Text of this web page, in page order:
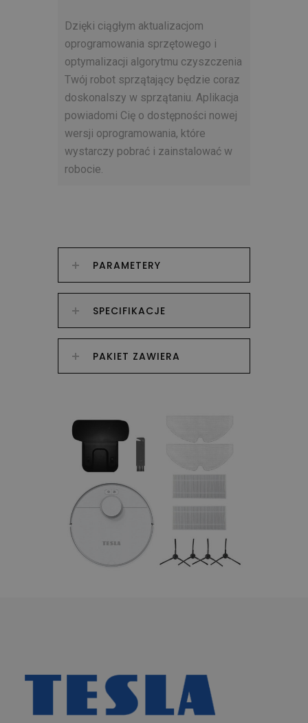
Dzięki ciągłym aktualizacjom
oprogramowania sprzętowego i
optymalizacji algorytmu czyszczenia
Twój robot sprzątający będzie coraz
doskonalszy w sprzątaniu. Aplikacja
powiadomi Cię o dostępności nowej
wersji oprogramowania, które
wystarczy pobrać i zainstalować w
robocie.
PARAMETERY
SPECIFIKACJE
PAKIET ZAWIERA